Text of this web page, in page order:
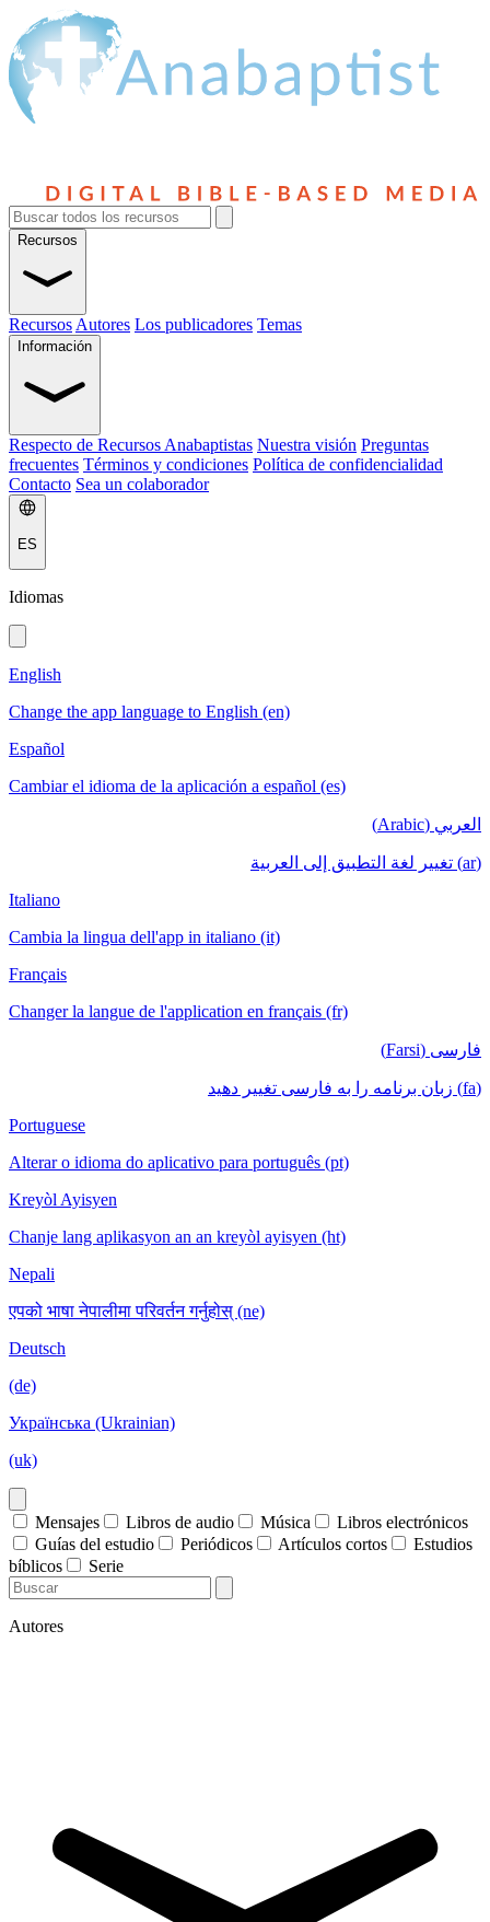
Recursos
Recursos Autores Los publicadores Temas
Información
Respecto de Recursos Anabaptistas Nuestra visión Preguntas
frecuentes Términos y condiciones Política de confidencialidad
Contacto Sea un colaborador
ES
Idiomas
English
Change the app language to English (en)
Español
Cambiar el idioma de la aplicación a español (es)
العربي (Arabic)
(ar) تغيير لغة التطبيق إلى العربية
Italiano
Cambia la lingua dell'app in italiano (it)
Français
Changer la langue de l'application en français (fr)
فارسی (Farsi)
(fa) زبان برنامه را به فارسی تغییر دهید
Portuguese
Alterar o idioma do aplicativo para português (pt)
Kreyòl Ayisyen
Chanje lang aplikasyon an an kreyòl ayisyen (ht)
Nepali
एपको भाषा नेपालीमा परिवर्तन गर्नुहोस् (ne)
Deutsch
(de)
Українська (Ukrainian)
(uk)
Mensajes Libros de audio Música
Libros electrónicos
Guías del estudio
Periódicos Artículos cortos
Estudios
bíblicos
Serie
Autores